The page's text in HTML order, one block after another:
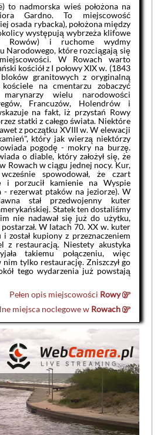
to nadmorska wieś położona na
Gardno. To miejscowość
osada rybacka), położona między
występują wybrzeża klifowe
Rowów) i ruchome wydmy
Narodowego, które rozciągają się
W Rowach warto
kościół z I połowy XIX w. (1843
granitowych z oryginalną
na cmentarzu zobaczyć
wielu narodowości
Francuzów, Holendrów i
na fakt, iż przystań Rowy
statki z całego świata. Niektóre
z początku XVIII w. W elewacji
który jak wierzą niektórzy
pogodę - mokry na burzę.
o diable, który założył się, że
Rowach w ciągu jednej nocy. Kur,
spowodował, że czart
i porzucił kamienie na Wyspie
- rezerwat ptaków na jeziorze). W
stał przedwojenny kuter
Statek ten dostaliśmy
nie nadawał się już do użytku,
W latach 70. XX w. kuter
został kupiony z przeznaczeniem
z restauracją. Niestety akustyka
takiemu połączeniu, więc
nim tylko restaurację. Zniszczył go
tego wydarzenia już powstają
Pełen opis miejscowości Rowy
miejsca noclegowe w Rowach